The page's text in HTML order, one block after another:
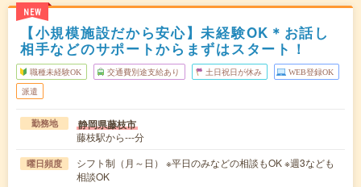
NEW
【小規模施設だから安心】未経験OK＊お話し
相手などのサポートからまずはスタート！
職種未経験OK 交通費別途支給あり 土日祝日が休み WEB登録OK
派遣
勤務地 静岡県藤枝市
藤枝駅から---分
曜日頻度
シフト制（月～日） ※平日のみなどの相談もOK ※週3なども
相談OK